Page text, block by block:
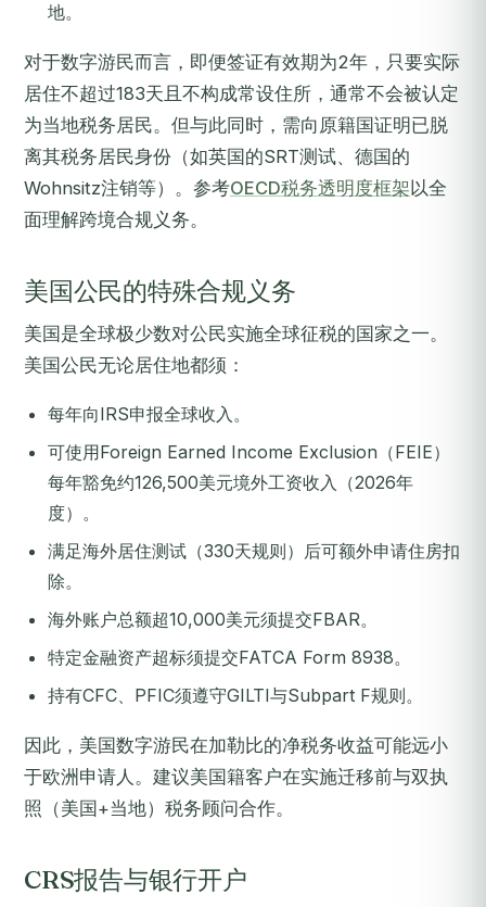
地。
对于数字游民而言，即便签证有效期为2年，只要实际
居住不超过183天且不构成常设住所，通常不会被认定
为当地税务居民。但与此同时，需向原籍国证明已脱
离其税务居民身份（如英国的SRT测试、德国的
Wohnsitz注销等）。参考OECD税务透明度框架以全
面理解跨境合规义务。
美国公民的特殊合规义务
美国是全球极少数对公民实施全球征税的国家之一。
美国公民无论居住地都须：
每年向IRS申报全球收入。
可使用Foreign Earned Income Exclusion（FEIE）
每年豁免约126,500美元境外工资收入（2026年
度）。
满足海外居住测试（330天规则）后可额外申请住房扣
除。
海外账户总额超10,000美元须提交FBAR。
特定金融资产超标须提交FATCA Form 8938。
持有CFC、PFIC须遵守GILTI与Subpart F规则。
因此，美国数字游民在加勒比的净税务收益可能远小
于欧洲申请人。建议美国籍客户在实施迁移前与双执
照（美国+当地）税务顾问合作。
CRS报告与银行开户